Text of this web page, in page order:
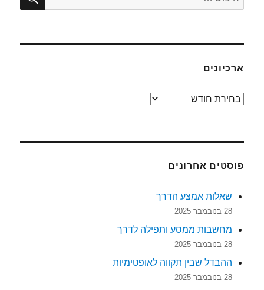
ארכיונים
ארכיונים
פוסטים אחרונים
שאלות אמצע הדרך
28 בנובמבר 2025
מחשבות ממסע ותפילה לדרך
28 בנובמבר 2025
ההבדל שבין תקווה לאופטימיות
28 בנובמבר 2025